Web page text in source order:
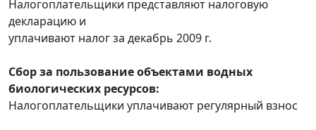
Налогоплательщики представляют налоговую
декларацию и
уплачивают налог за декабрь 2009 г.
Сбор за пользование объектами водных
биологических ресурсов:
Налогоплательщики уплачивают регулярный взнос